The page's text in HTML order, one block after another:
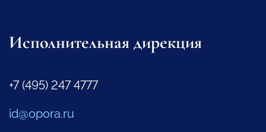
Исполнительная дирекция
+7 (495) 247 4777
id@opora.ru